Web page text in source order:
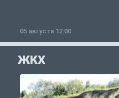
05 августа 12:00
ЖКХ